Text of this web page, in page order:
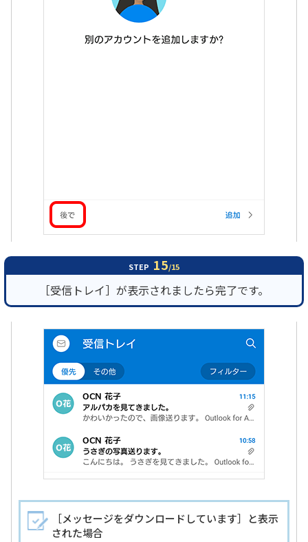
STEP 15/15
［受信トレイ］が表示されましたら完了です。
［メッセージをダウンロードしています］と表示
された場合